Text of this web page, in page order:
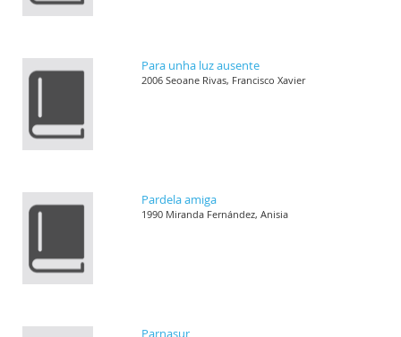
Para unha luz ausente
2006 Seoane Rivas, Francisco Xavier
Pardela amiga
1990 Miranda Fernández, Anisia
Parnasur